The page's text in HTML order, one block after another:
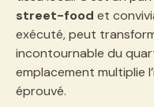
street-food et
exécuté, peut
incontournable du
emplacement multiplie
éprouvé.